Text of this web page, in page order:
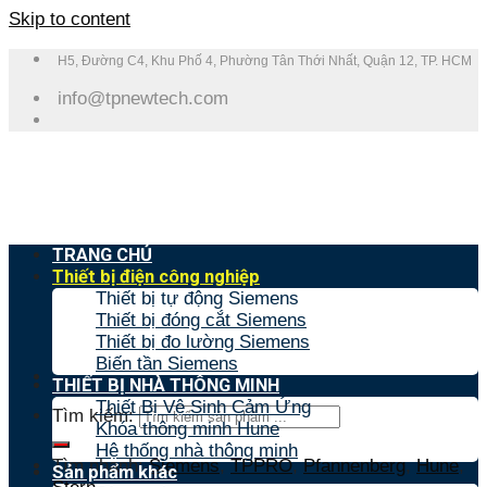
Skip to content
H5, Đường C4, Khu Phố 4, Phường Tân Thới Nhất, Quận 12, TP. HCM
info@tpnewtech.com
Tìm kiếm:
Tìm nhanh:Siemens,TPPRO,Pfannenberg,Hune,
TRANG CHỦ
Thiết bị điện công nghiệp
Thiết bị tự động Siemens
Thiết bị đóng cắt Siemens
Thiết bị đo lường Siemens
Biến tần Siemens
THIẾT BỊ NHÀ THÔNG MINH
Thiết Bị Vệ Sinh Cảm Ứng
Khóa thông minh Hune
Hệ thống nhà thông minh
Sản phẩm khác